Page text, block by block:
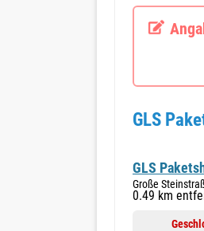
GLS
GLS
Große
0.49 km